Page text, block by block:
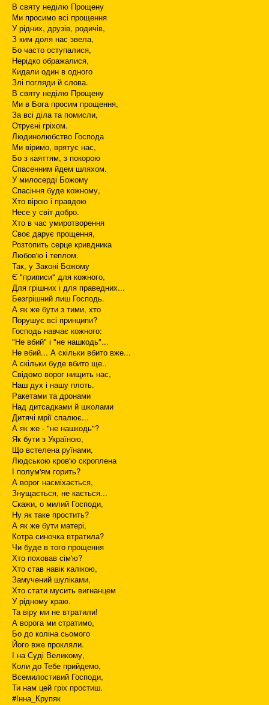
В святу неділю Прощену
Ми просимо всі прощення
У рідних, друзів, родичів,
З ким доля нас звела,
Бо часто оступалися,
Нерідко ображалися,
Кидали один в одного
Злі погляди й слова.
В святу неділю Прощену
Ми в Бога просим прощення,
За всі діла та помисли,
Отруєні гріхом.
Людинолюбство Господа
Ми віримо, врятує нас,
Бо з каяттям, з покорою
Спасенним йдем шляхом.
У милосерді Божому
Спасіння буде кожному,
Хто вірою і правдою
Несе у світ добро.
Хто в час умиротворення
Своє дарує прощення,
Розтопить серце кривдника
Любов'ю і теплом.
Так, у Законі Божому
Є "приписи" для кожного,
Для грішних і для праведних...
Безгрішний лиш Господь.
А як же бути з тими, хто
Порушує всі принципи?
Господь навчає кожного:
"Не вбий" і "не нашкодь"...
Не вбий... А скільки вбито вже...
А скільки буде вбито ще..
Свідомо ворог нищить нас,
Наш дух і нашу плоть.
Ракетами та дронами
Над дитсадками й школами
Дитячі мрії спалює...
А як же - "не нашкодь"?
Як бути з Україною,
Що встелена руїнами,
Людською кров'ю скроплена
І полум'ям горить?
А ворог насміхається,
Знущається, не кається...
Скажи, о милий Господи,
Ну як таке простить?
А як же бути матері,
Котра синочка втратила?
Чи буде в того прощення
Хто поховав сім'ю?
Хто став навік калікою,
Замучений шуліками,
Хто стати мусить вигнанцем
У рідному краю.
Та віру ми не втратили!
А ворога ми стратимо,
Бо до коліна сьомого
Його вже прокляли.
І на Суді Великому,
Коли до Тебе прийдемо,
Всемилостивий Господи,
Ти нам цей гріх простиш.
#Інна_Крупяк